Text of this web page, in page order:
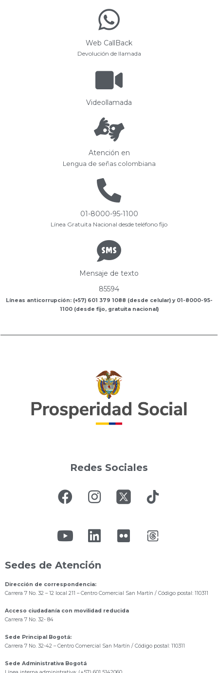
Web CallBack
Devolución de llamada
Videollamada
Atención en
Lengua de señas colombiana
01-8000-95-1100
Línea Gratuita Nacional desde teléfono fijo
Mensaje de texto
85594
Líneas anticorrupción: (+57) 601 379 1088 (desde celular) y 01-8000-95-
1100 (desde fijo, gratuita nacional)
Redes Sociales
Sedes de Atención
Dirección de correspondencia:
Carrera 7 No. 32 – 12 local 211 – Centro Comercial San Martín / Código postal: 110311
Acceso ciudadanía con movilidad reducida
Carrera 7 No. 32- 84
Sede Principal Bogotá:
Carrera 7 No. 32-42 – Centro Comercial San Martín / Código postal: 110311
Sede Administrativa Bogotá